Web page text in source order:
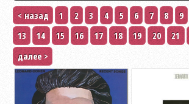
< назад 1 2 3 4 5 6 7 8 9
13
14 15 16 17 18 19 20 21
далее >